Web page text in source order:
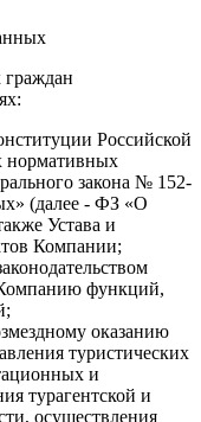
Российской
нормативных
закона № 152-
(далее - ФЗ «О
Устава и
Компании;
функций,
оказанию
туристических
и
турагентской и
осуществления